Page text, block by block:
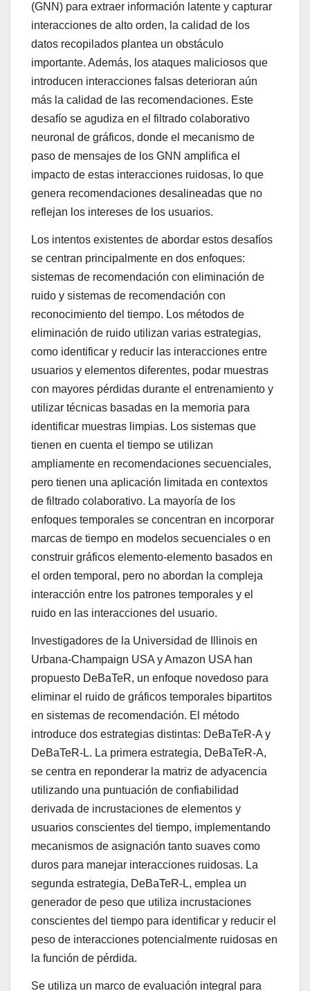
(GNN) para extraer información latente y capturar
interacciones de alto orden, la calidad de los
datos recopilados plantea un obstáculo
importante. Además, los ataques maliciosos que
introducen interacciones falsas deterioran aún
más la calidad de las recomendaciones. Este
desafío se agudiza en el filtrado colaborativo
neuronal de gráficos, donde el mecanismo de
paso de mensajes de los GNN amplifica el
impacto de estas interacciones ruidosas, lo que
genera recomendaciones desalineadas que no
reflejan los intereses de los usuarios.
Los intentos existentes de abordar estos desafíos
se centran principalmente en dos enfoques:
sistemas de recomendación con eliminación de
ruido y sistemas de recomendación con
reconocimiento del tiempo. Los métodos de
eliminación de ruido utilizan varias estrategias,
como identificar y reducir las interacciones entre
usuarios y elementos diferentes, podar muestras
con mayores pérdidas durante el entrenamiento y
utilizar técnicas basadas en la memoria para
identificar muestras limpias. Los sistemas que
tienen en cuenta el tiempo se utilizan
ampliamente en recomendaciones secuenciales,
pero tienen una aplicación limitada en contextos
de filtrado colaborativo. La mayoría de los
enfoques temporales se concentran en incorporar
marcas de tiempo en modelos secuenciales o en
construir gráficos elemento-elemento basados ​​en
el orden temporal, pero no abordan la compleja
interacción entre los patrones temporales y el
ruido en las interacciones del usuario.
Investigadores de la Universidad de Illinois en
Urbana-Champaign USA y Amazon USA han
propuesto DeBaTeR, un enfoque novedoso para
eliminar el ruido de gráficos temporales bipartitos
en sistemas de recomendación. El método
introduce dos estrategias distintas: DeBaTeR-A y
DeBaTeR-L. La primera estrategia, DeBaTeR-A,
se centra en reponderar la matriz de adyacencia
utilizando una puntuación de confiabilidad
derivada de incrustaciones de elementos y
usuarios conscientes del tiempo, implementando
mecanismos de asignación tanto suaves como
duros para manejar interacciones ruidosas. La
segunda estrategia, DeBaTeR-L, emplea un
generador de peso que utiliza incrustaciones
conscientes del tiempo para identificar y reducir el
peso de interacciones potencialmente ruidosas en
la función de pérdida.
Se utiliza un marco de evaluación integral para